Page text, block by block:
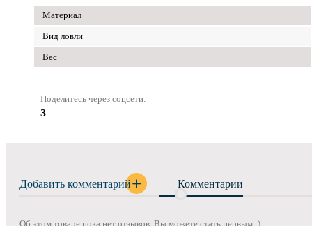
Материал
Вид ловли
Вес
Поделитесь через соцсети:
3
Добавить комментарий Комментарии
Об этом товаре пока нет отзывов. Вы можете стать первым :)